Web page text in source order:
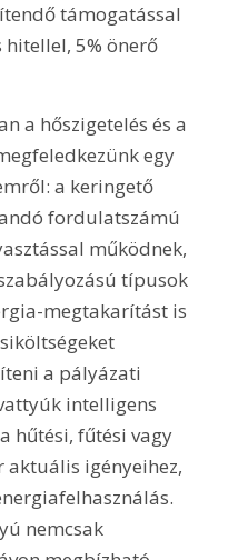
támogatással
5% önerő
a hőszigetelés és a
egy
a keringető
fordulatszámú
működnek,
típusok
megtakarítást is
a pályázati
intelligens
hűtési, fűtési vagy
aktuális igényeihez,
nemcsak